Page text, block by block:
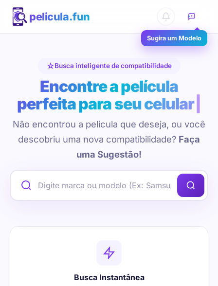
pelicula.fun
Sugira um Modelo
Busca inteligente de compatibilidade
Encontre a película
perfeita para seu celular
Não encontrou a pelicula que deseja, ou você
descobriu uma nova compatibilidade? Faça
uma Sugestão!
Busca Instantânea